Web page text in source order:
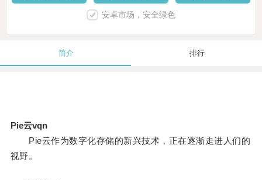
安卓市场，安全绿色
简介 排行
Pie云vqn
Pie云作为数字化存储的新兴技术，正在逐渐走进人们的
视野。